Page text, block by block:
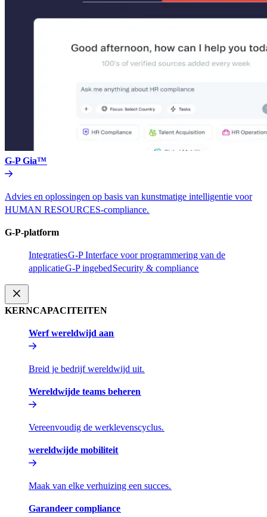
G-P Gia™​​
Advies en oplossingen op basis van kunstmatige intelligentie voor
HUMAN RESOURCES-compliance.​​
G-P-platform​​
Integraties​​G-P Interface voor programmering van de
applicatie​​G-P ingebed​​Security & compliance​​
KERNCAPACITEITEN​​
Werf wereldwijd aan​​
Breid je bedrijf wereldwijd uit.​​
Wereldwijde teams beheren​​
Vereenvoudig de werklevenscyclus.​​
wereldwijde mobiliteit​​
Maak van elke verhuizing een succes.​​
Garandeer compliance​​